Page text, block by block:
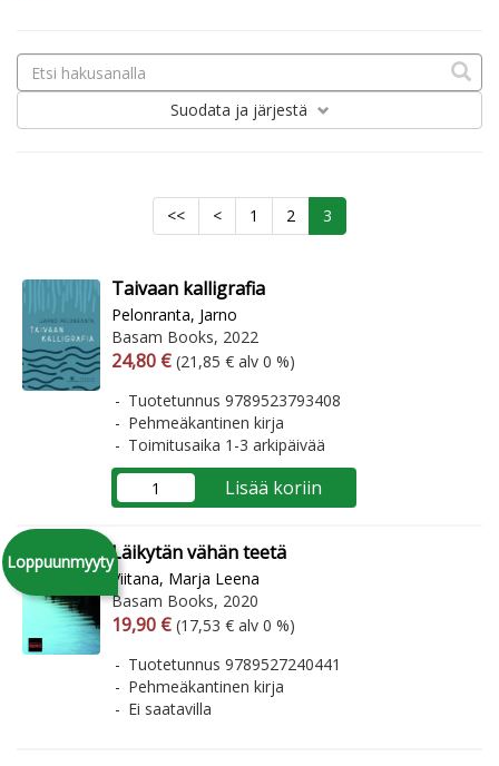
Suodata ja järjestä
<< < 1 2 3
Taivaan kalligrafia
Pelonranta, Jarno
Basam Books, 2022
Arvonlisäverollinen hinta
24,80 € Arvonlisäveroton hinta
(21,85 € alv 0 %)
Tuotetunnus 9789523793408
Pehmeäkantinen kirja
Toimitusaika 1-3 arkipäivää
Lisää koriin
LoppuunmyytyLäikytän vähän teetä
Viitana, Marja Leena
Basam Books, 2020
Arvonlisäverollinen hinta
19,90 € Arvonlisäveroton hinta
(17,53 € alv 0 %)
Tuotetunnus 9789527240441
Pehmeäkantinen kirja
Ei saatavilla